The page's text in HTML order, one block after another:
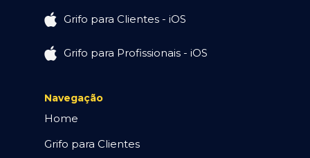
Grifo para Clientes - iOS
Grifo para Profissionais - iOS
Navegação
Home
Grifo para Clientes